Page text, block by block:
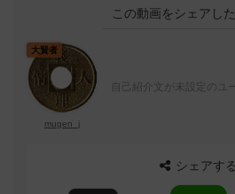
この動画をシェアし
大賢者
mugen_j
自己紹介文が未設定のユ
シェアする